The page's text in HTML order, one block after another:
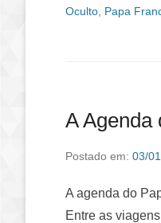
Oculto Papa
A Agenda
Postado em: 03/
A agenda do
Entre as